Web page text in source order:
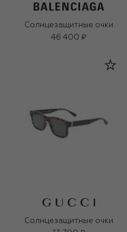
Солнцезащитные очки
46 400 ₽
Солнцезащитные очки